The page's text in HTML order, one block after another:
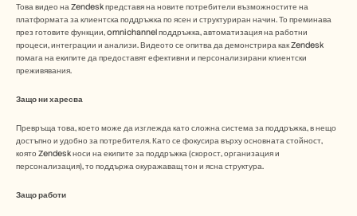
Това видео на Zendesk представя на новите потребители възможностите на
платформата за клиентска поддръжка по ясен и структуриран начин. То преминава
през готовите функции, omnichannel поддръжка, автоматизация на работни
процеси, интеграции и анализи. Видеото се опитва да демонстрира как Zendesk
помага на екипите да предоставят ефективни и персонализирани клиентски
преживявания.
Защо ни харесва
Превръща това, което може да изглежда като сложна система за поддръжка, в нещо
достъпно и удобно за потребителя. Като се фокусира върху основната стойност,
която Zendesk носи на екипите за поддръжка (скорост, организация и
персонализация), то поддържа окуражаващ тон и ясна структура.
Защо работи